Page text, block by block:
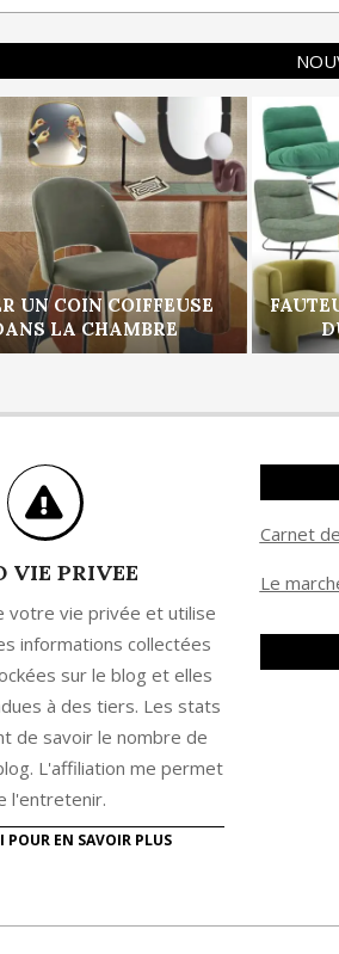
UN COIN COIFFEUSE
LA CHAMBRE
VIE PRIVEE
votre vie privée et utilise
informations collectées
sur le blog et elles
à des tiers. Les stats
de savoir le nombre de
L'affiliation me permet
l'entretenir.
POUR EN SAVOIR PLUS
Carnet
Le